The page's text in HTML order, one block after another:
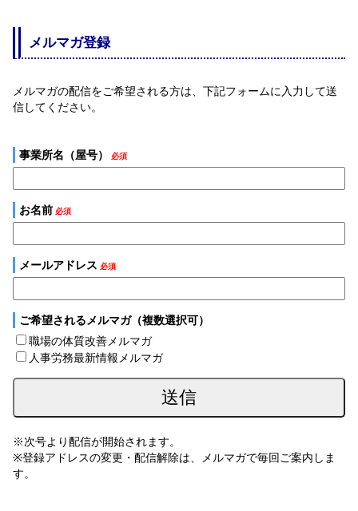
メルマガ登録
メルマガの配信をご希望される方は、下記フォームに入力して送
信してください。
事業所名（屋号） 必須
お名前 必須
メールアドレス 必須
ご希望されるメルマガ（複数選択可）
職場の体質改善メルマガ
人事労務最新情報メルマガ
※次号より配信が開始されます。
※登録アドレスの変更・配信解除は、メルマガで毎回ご案内しま
す。